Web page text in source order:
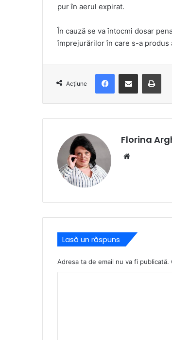
pur în aerul expirat.
În cauză se va întocmi dosar
împrejurărilor în care s-a produs
Acțiune
FacebookDistribuie prin e-mail
Florina
Lasă un răspuns
Adresa ta de email nu va fi publicată.